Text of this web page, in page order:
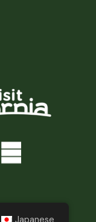
Reserved © 2026
Japanese